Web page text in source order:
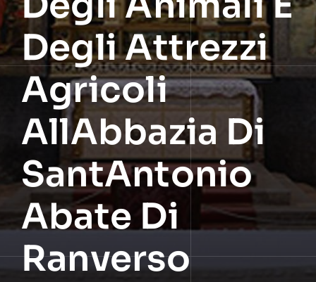
Degli Attrezzi
Agricoli
AllAbbazia Di
SantAntonio
Abate Di
Ranverso